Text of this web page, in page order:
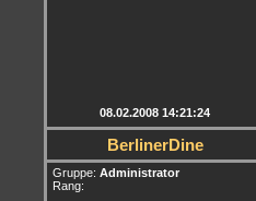
08.02.2008 14:21:24
BerlinerDine
Gruppe: Administrator
Rang: